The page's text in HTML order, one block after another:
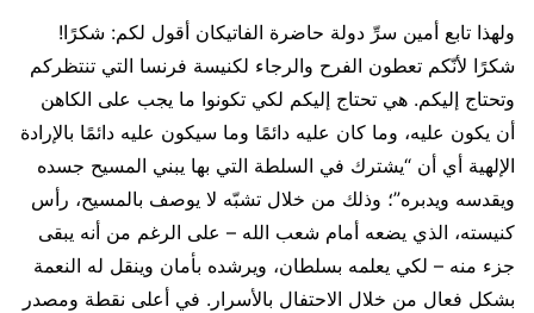
ولهذا تابع أمين سرِّ دولة حاضرة الفاتيكان أقول لكم: شكرًا!
شكرًا لأنّكم تعطون الفرح والرجاء لكنيسة فرنسا التي تنتظركم
وتحتاج إليكم. هي تحتاج إليكم لكي تكونوا ما يجب على الكاهن
أن يكون عليه، وما كان عليه دائمًا وما سيكون عليه دائمًا بالإرادة
الإلهية أي أن “يشترك في السلطة التي بها يبني المسيح جسده
ويقدسه ويدبره”؛ وذلك من خلال تشبّه لا يوصف بالمسيح، رأس
كنيسته، الذي يضعه أمام شعب الله – على الرغم من أنه يبقى
جزء منه – لكي يعلمه بسلطان، ويرشده بأمان وينقل له النعمة
بشكل فعال من خلال الاحتفال بالأسرار. في أعلى نقطة ومصدر